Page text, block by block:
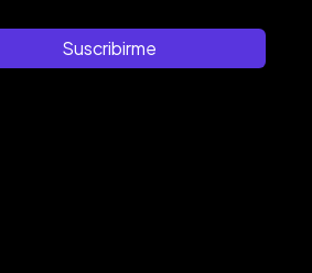
Suscribirme